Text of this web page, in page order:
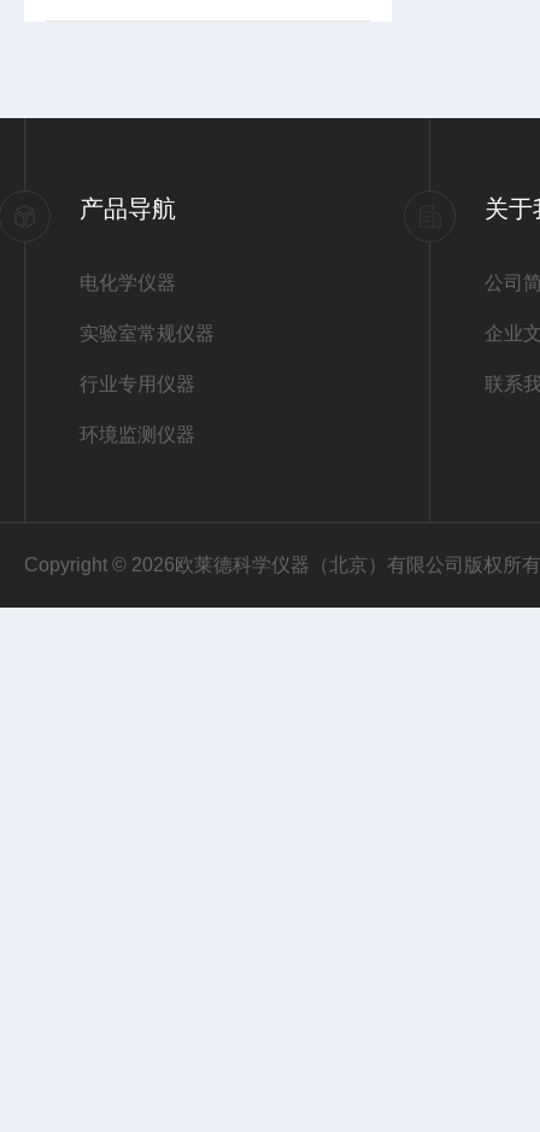
产品导航
电化学仪器
实验室常规仪器
行业专用仪器
环境监测仪器
关于
公司
企业
联系
Copyright © 2026欧莱德科学仪器（北京）有限公司版权